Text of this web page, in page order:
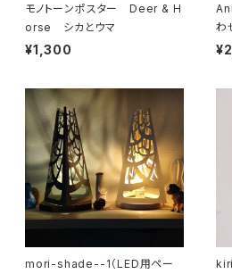
モノトーンポスター Deer & H
orse シカとウマ
¥1,300
わ
ク
mori-shade--1（LED用ペー